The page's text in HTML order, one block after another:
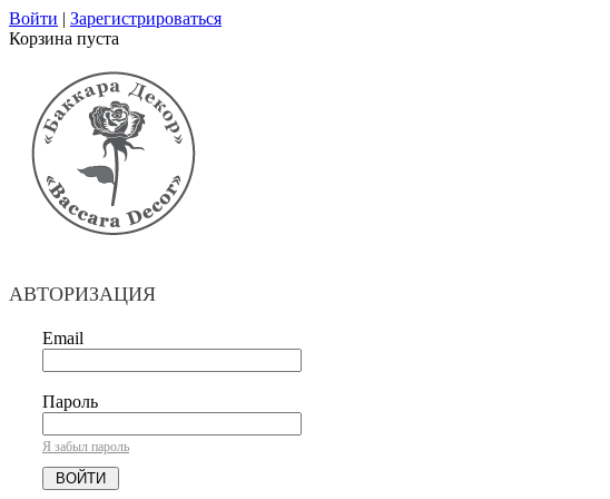
Войти | Зарегистрироваться
Корзина пуста
АВТОРИЗАЦИЯ
Email
Пароль
Я забыл пароль